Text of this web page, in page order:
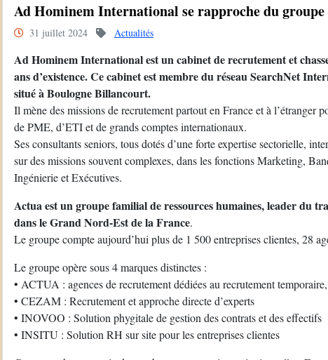
Ad Hominem International se rapproche du
31 juillet 2024 Actualités
Ad Hominem International est un cabinet de recrutement et
ans d’existence. Ce cabinet est membre du réseau SearchNet
situé à Boulogne Billancourt.
Il mène des missions de recrutement partout en France et à l’étranger
de PME, d’ETI et de grands comptes internationaux.
Ses consultants seniors, tous dotés d’une forte expertise sectorielle,
sur des missions souvent complexes, dans les fonctions Marketing,
Ingénierie et Exécutives.
Actua est un groupe familial de ressources humaines, leader du
dans le Grand Nord-Est de la France.
Le groupe compte aujourd’hui plus de 1 500 entreprises clientes, 28
Le groupe opère sous 4 marques distinctes :
• ACTUA : agences de recrutement dédiées au recrutement
• CEZAM : Recrutement et approche directe d’experts
• INOVOO : Solution phygitale de gestion des contrats et des effectifs
• INSITU : Solution RH sur site pour les entreprises clientes